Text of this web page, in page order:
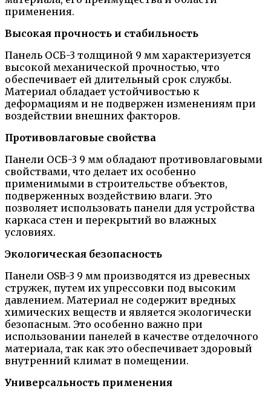
применения.
Высокая прочность и стабильность
Панель ОСБ-3 толщиной 9 мм характеризуется
высокой механической прочностью, что
обеспечивает ей длительный срок службы.
Материал обладает устойчивостью к
деформациям и не подвержен изменениям при
воздействии внешних факторов.
Противовлаговые свойства
Панели ОСБ-3 9 мм обладают противовлаговыми
свойствами, что делает их особенно
применимыми в строительстве объектов,
подверженных воздействию влаги. Это
позволяет использовать панели для устройства
каркаса стен и перекрытий во влажных
условиях.
Экологическая безопасность
Панели OSB-3 9 мм производятся из древесных
стружек, путем их упрессовки под высоким
давлением. Материал не содержит вредных
химических веществ и является экологически
безопасным. Это особенно важно при
использовании панелей в качестве отделочного
материала, так как это обеспечивает здоровый
внутренний климат в помещении.
Универсальность применения